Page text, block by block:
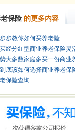
保险 的更多内容
步教你如何买养老险
经分红型商业养老保险灵
大多数家庭多买一份商业
底该如何选择商业养老保
保险查询